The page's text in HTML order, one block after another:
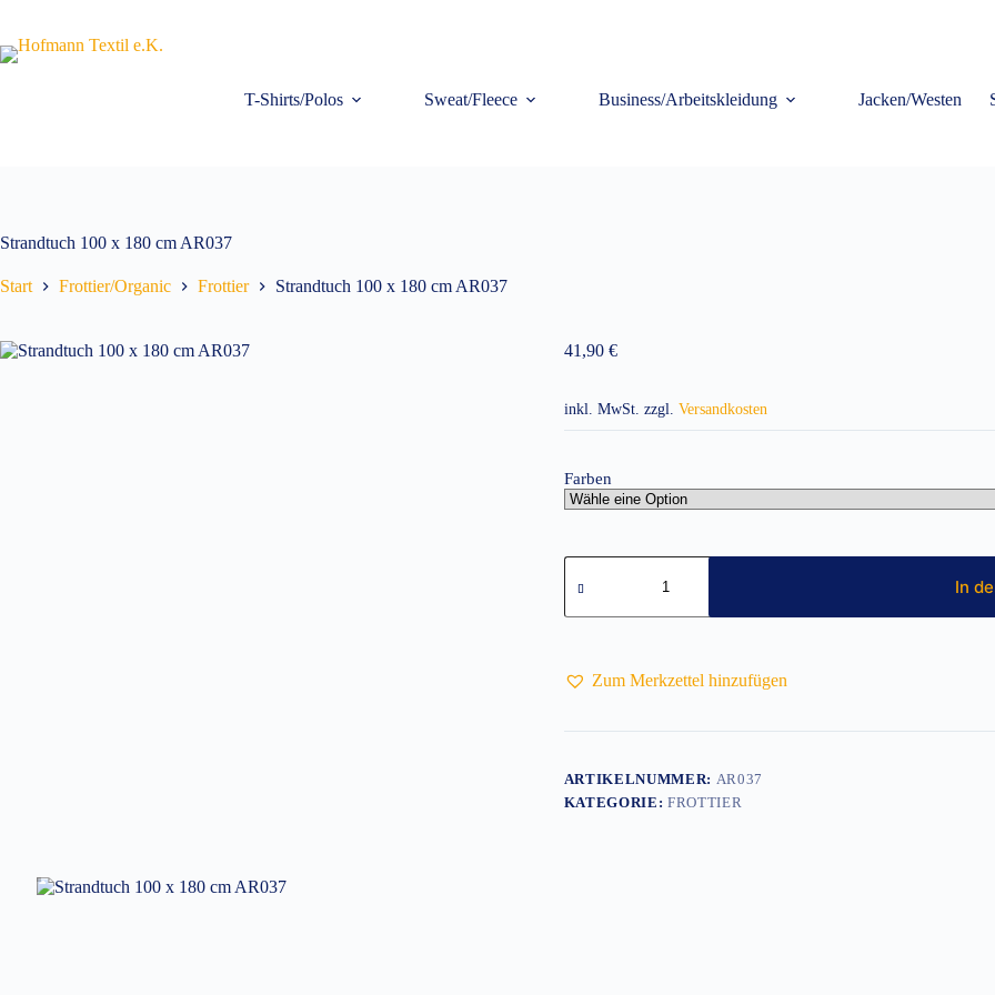
springen
T-Shirts/Polos Sweat/Fleece Business/Arbeitskleidung Jacken/Westen
Strandtuch 100 x 180 cm AR037
Start Frottier/Organic Frottier Strandtuch 100 x 180 cm AR037
41,90 €
inkl. MwSt. zzgl. Versandkosten
Farben
Strandtuch
100
180
Menge
In
Zum Merkzettel hinzufügen
ARTIKELNUMMER: AR037
KATEGORIE: FROTTIER